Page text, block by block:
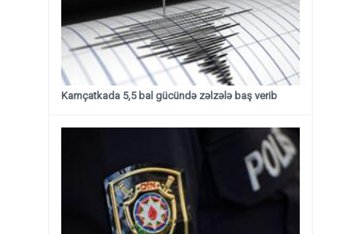
Kamçatkada 5,5 bal gücündə zəlzələ baş verib